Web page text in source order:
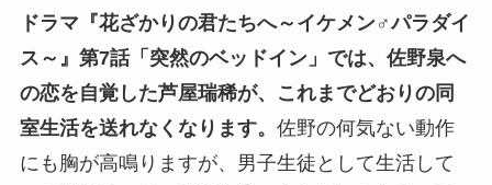
ドラマ『花ざかりの君たちへ～イケメン♂パラダイ
ス～』第7話「突然のベッドイン」では、佐野泉へ
の恋を自覚した芦屋瑞稀が、これまでどおりの同
室生活を送れなくなります。 佐野の何気ない動作
にも胸が高鳴りますが、男子生徒として生活して